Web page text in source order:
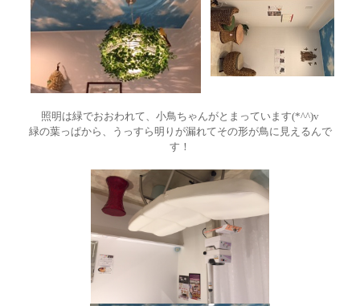
照明は緑でおおわれて、小鳥ちゃんがとまっています(*^^)v
緑の葉っぱから、うっすら明りが漏れてその形が鳥に見えるんで
す！